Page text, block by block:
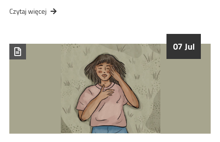
Czytaj więcej
07 Jul